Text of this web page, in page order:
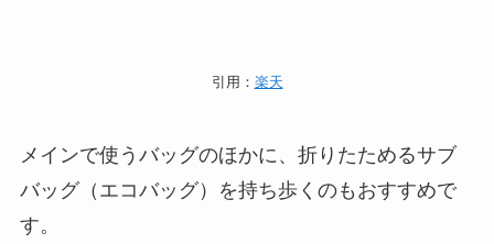
引用： 楽天
メインで使うバッグのほかに、折りたためるサブ
バッグ（エコバッグ）を持ち歩くのもおすすめで
す。